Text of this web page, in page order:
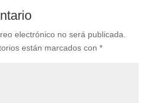
electrónico no será publicada.
están marcados con *